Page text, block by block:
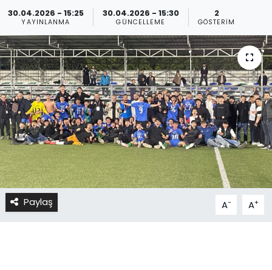
30.04.2026 - 15:25
YAYINLANMA
30.04.2026 - 15:30
GÜNCELLEME
2
GÖSTERIM
Paylaş A- A+